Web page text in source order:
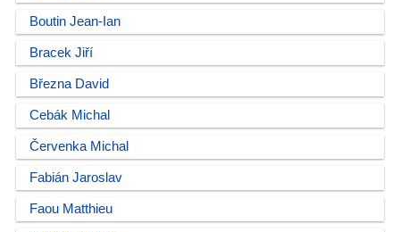
Boutin Jean-Ian
Bracek Jiří
Března David
Cebák Michal
Červenka Michal
Fabián Jaroslav
Faou Matthieu